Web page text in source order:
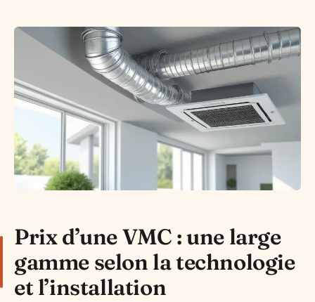
Prix d’une VMC : une large
gamme selon la technologie
et l’installation